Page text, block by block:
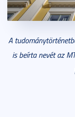
A
is beírta nevét az